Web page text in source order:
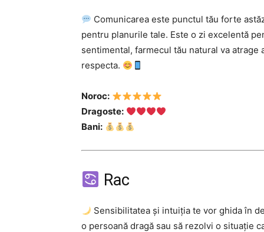
Comunicarea este punctul tău forte
pentru planurile tale. Este o zi excelentă
sentimental, farmecul tău natural va
respecta.
Noroc:
Dragoste:
Bani:
Rac
Sensibilitatea și intuiția te vor ghida în
o persoană dragă sau să rezolvi o situație